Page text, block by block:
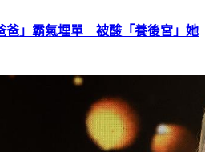
爸」霸氣埋單 被酸「養後宮」她